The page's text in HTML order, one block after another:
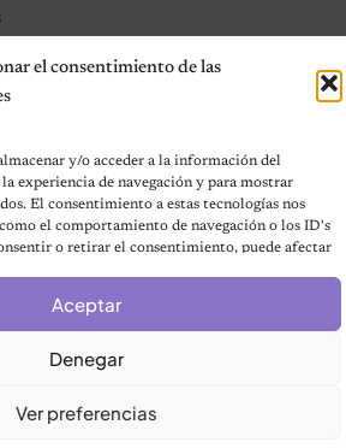
el consentimiento de las
y/o acceder a la información del
experiencia de navegación y para mostrar
El consentimiento a estas tecnologías nos
el comportamiento de navegación o los ID's
o retirar el consentimiento, puede afectar
Aceptar
Denegar
Ver preferencias